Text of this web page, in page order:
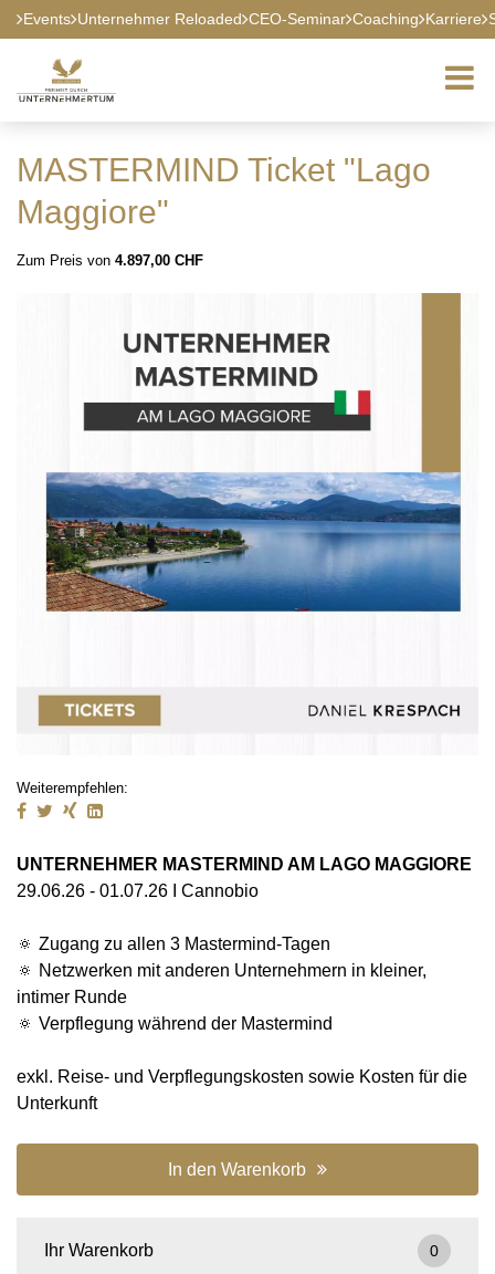
Events Unternehmer Reloaded CEO-Seminar Coaching Karriere
MASTERMIND Ticket "Lago
Maggiore"
Zum Preis von 4.897,00 CHF
Weiterempfehlen:
UNTERNEHMER MASTERMIND AM LAGO MAGGIORE
29.06.26 - 01.07.26 I Cannobio
🔅 Zugang zu allen 3 Mastermind-Tagen
🔅 Netzwerken mit anderen Unternehmern in kleiner,
intimer Runde
🔅 Verpflegung während der Mastermind
exkl. Reise- und Verpflegungskosten sowie Kosten für die
Unterkunft
In den Warenkorb
Ihr Warenkorb 0